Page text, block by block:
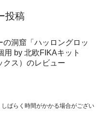
投稿
の洞窟「ハッロングロッ
用 by 北欧FIKAキット
クス）のレビュー
ばらく時間がかかる場合がござい